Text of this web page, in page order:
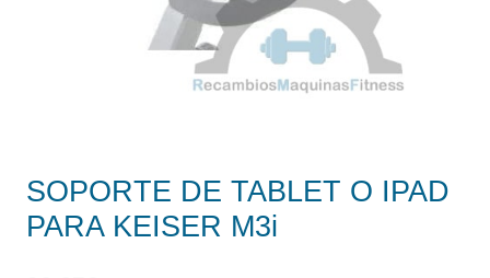
SOPORTE DE TABLET O IPAD
PARA KEISER M3i